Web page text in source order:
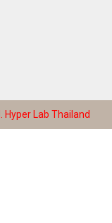
Hyper Lab Thailand